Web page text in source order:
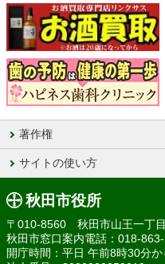
著作権
サイトの使い方
秋田市役所
〒010-8560 秋田市山王一丁
秋田市窓口案内電話：018-
開庁時間：平日 午前8時30分